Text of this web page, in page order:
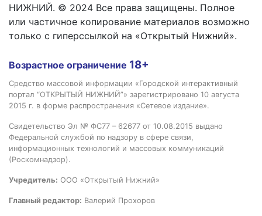
НИЖНИЙ. © 2024 Все права защищены. Полное
или частичное копирование материалов возможно
только с гиперссылкой на «Открытый Нижний».
Возрастное ограничение 18+
Средство массовой информации «Городской интерактивный
портал “ОТКРЫТЫЙ НИЖНИЙ”» зарегистрировано 10 августа
2015 г. в форме распространения «Сетевое издание».
Свидетельство Эл № ФС77 – 62677 от 10.08.2015 выдано
Федеральной службой по надзору в сфере связи,
информационных технологий и массовых коммуникаций
(Роскомнадзор).
Учредитель: ООО «Открытый Нижний»
Главный редактор: Валерий Прохоров